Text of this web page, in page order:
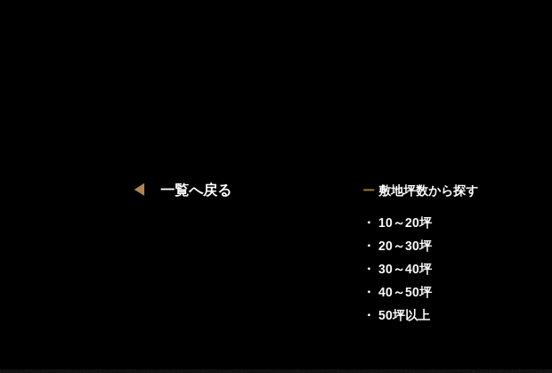
◀ 一覧へ戻る ー 敷地坪数から探す
・ 10～20坪
・ 20～30坪
・ 30～40坪
・ 40～50坪
・ 50坪以上